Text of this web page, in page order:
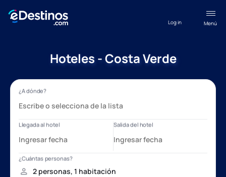
Menú
Log in
Hoteles - Costa Verde